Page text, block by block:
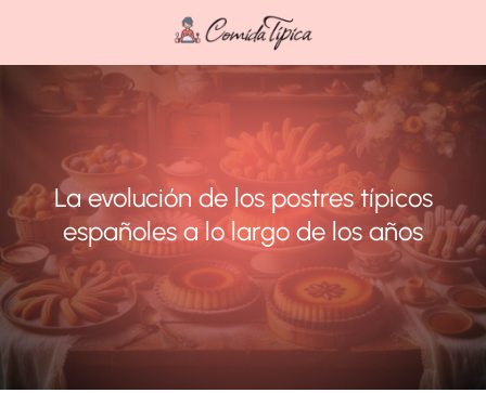
La evolución de los postres típicos
españoles a lo largo de los años